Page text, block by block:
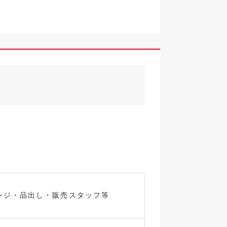
ジ・品出し・販売スタッフ等